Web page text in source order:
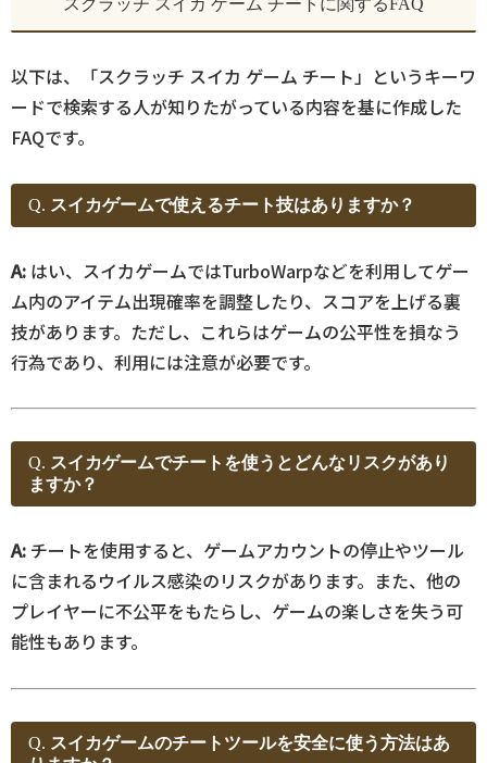
スクラッチ スイカ ゲーム チートに関するFAQ
以下は、「スクラッチ スイカ ゲーム チート」というキーワ
ードで検索する人が知りたがっている内容を基に作成した
FAQです。
Q. スイカゲームで使えるチート技はありますか？
A: はい、スイカゲームではTurboWarpなどを利用してゲー
ム内のアイテム出現確率を調整したり、スコアを上げる裏
技があります。ただし、これらはゲームの公平性を損なう
行為であり、利用には注意が必要です。
Q. スイカゲームでチートを使うとどんなリスクがあり
ますか？
A: チートを使用すると、ゲームアカウントの停止やツール
に含まれるウイルス感染のリスクがあります。また、他の
プレイヤーに不公平をもたらし、ゲームの楽しさを失う可
能性もあります。
Q. スイカゲームのチートツールを安全に使う方法はあ